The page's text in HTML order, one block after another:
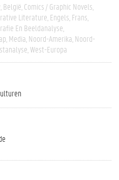
België Comics / Graphic Novels
Literature Engels Frans
En Beeldanalyse
Media Noord-Amerika Noord-
West-Europa